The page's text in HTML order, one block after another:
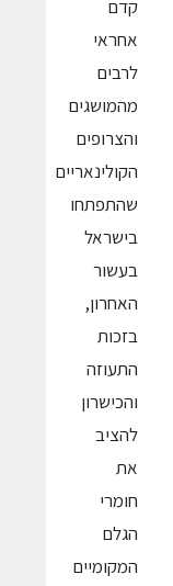
קדם
אחראי
לרבים
מהמושגים
והצרופים
הקולינאריים
שהתפתחו
בישראל
בעשור
האחרון,
בזכות
התעוזה
והכישרון
להציב
את
חומרי
הגלם
המקומיים